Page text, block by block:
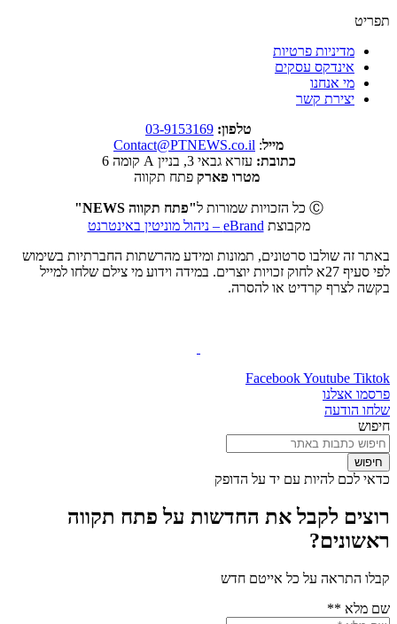
תפריט
מדיניות פרטיות
אינדקס עסקים
מי אנחנו
יצירת קשר
טלפון: 03-9153169
מייל:
Contact@PTNEWS.co.il
כתובת: עזרא גבאי 3, בניין A קומה 6
מטרו פארק פתח תקווה
Ⓒ כל הזכויות שמורות ל
"פתח תקווה NEWS"
מקבוצת eBrand – ניהול מוניטין באינטרנט
באתר זה שולבו סרטונים, תמונות ומידע מהרשתות החברתיות בשימוש
לפי סעיף 27א לחוק זכויות יוצרים. במידה וידוע מי צילם שלחו למייל
בקשה לצרף קרדיט או להסרה.
FacebookYoutube Tiktok
פרסמו אצלנו
שלחו הודעה
חיפוש
חיפוש
כדאי לכם להיות עם יד על הדופק
רוצים לקבל את החדשות על פתח תקווה
ראשונים?
קבלו התראה על כל אייטם חדש
שם מלא **